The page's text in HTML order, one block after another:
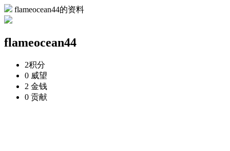
flameocean44的资料
flameocean44
2积分
0 威望
2 金钱
0 贡献